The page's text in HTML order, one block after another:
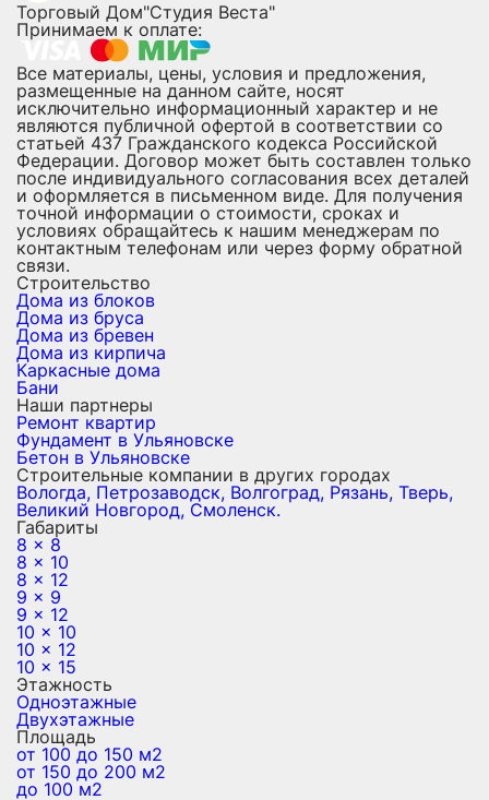
Торговый Дом"Студия Веста"
Принимаем к оплате:
Все материалы, цены, условия и предложения,
размещенные на данном сайте, носят
исключительно информационный характер и не
являются публичной офертой в соответствии со
статьей 437 Гражданского кодекса Российской
Федерации. Договор может быть составлен только
после индивидуального согласования всех деталей
и оформляется в письменном виде. Для получения
точной информации о стоимости, сроках и
условиях обращайтесь к нашим менеджерам по
контактным телефонам или через форму обратной
связи.
Строительство
Дома из блоков
Дома из бруса
Дома из бревен
Дома из кирпича
Каркасные дома
Бани
Наши партнеры
Ремонт квартир
Фундамент в Ульяновске
Бетон в Ульяновске
Строительные компании в других городах
Вологда, Петрозаводск, Волгоград, Рязань, Тверь,
Великий Новгород, Смоленск.
Габариты
8 x 8
8 x 10
8 x 12
9 x 9
9 x 12
10 x 10
10 x 12
10 x 15
Этажность
Одноэтажные
Двухэтажные
Площадь
от 100 до 150 м2
от 150 до 200 м2
до 100 м2